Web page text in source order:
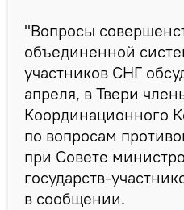
"Вопросы
объединенной
участников СНГ
апреля, в Твери
Координационного
по вопросам
при Совете
государств-
в сообщении.